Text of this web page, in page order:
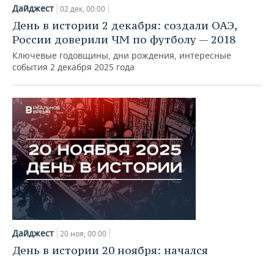
Дайджест 02 дек, 00:00
День в истории 2 декабря: создали ОАЭ,
России доверили ЧМ по футболу — 2018
Ключевые годовщины, дни рождения, интересные
события 2 декабря 2025 года
Дайджест 20 ноя, 00:00
День в истории 20 ноября: начался